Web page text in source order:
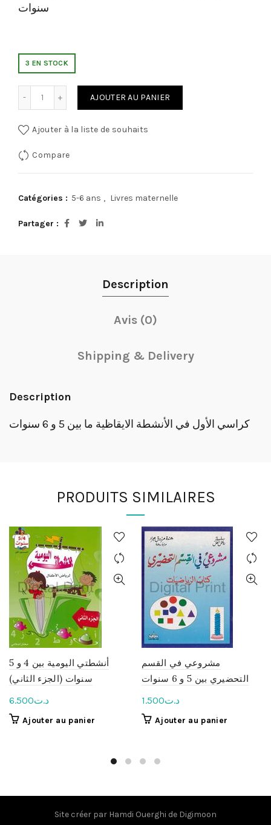
سنوات
3 EN STOCK
AJOUTER AU PANIER
Ajouter à la liste de souhaits
Compare
Catégories : 5-6 ans , Livres maternelle
Partager
Description
Avis (0)
Shipping & Delivery
Description
كراسي الأول في الأنشطة الايقاظية ما بين 5 و 6 سنوات
PRODUITS SIMILAIRES
أنشطتي اليومية بين 4 و 5
سنوات (الجزء الثاني)
د.ت6.500
Ajouter au panier
مشروعي في القسم
التحضيري بين 5 و 6 سنوات
د.ت1.500
Ajouter au panier
Site créer par Hamdi Ouerghi de Digimoon